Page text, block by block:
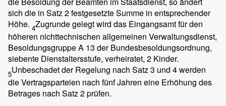
sich die in Satz 2 festgesetzte Summe in entsprechender
Höhe. 4Zugrunde gelegt wird das Eingangsamt für den
höheren nichttechnischen allgemeinen Verwaltungsdienst,
Besoldungsgruppe A 13 der Bundesbesoldungsordnung,
siebente Dienstaltersstufe, verheiratet, 2 Kinder.
5Unbeschadet der Regelung nach Satz 3 und 4 werden
die Vertragsparteien nach fünf Jahren eine Erhöhung des
Betrages nach Satz 2 prüfen.